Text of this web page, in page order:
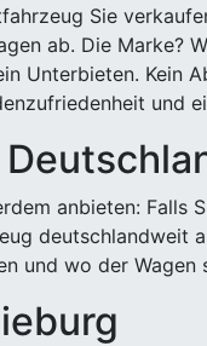
Sie
ab. Die Marke?
Unterbieten. Kein
und
anbieten: Falls
deutschlandweit
und wo der